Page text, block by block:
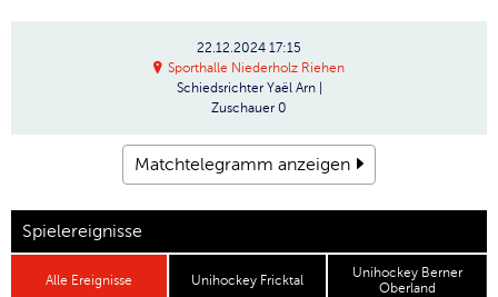
22.12.2024 17:15
Sporthalle Niederholz Riehen
Schiedsrichter Yaël Arn |
Zuschauer 0
Matchtelegramm anzeigen
Spielereignisse
Alle Ereignisse Unihockey Fricktal
Unihockey Berner
Oberland